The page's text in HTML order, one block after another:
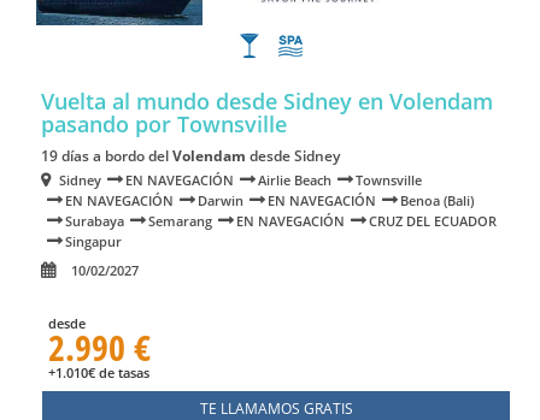
Vuelta al mundo desde Sidney en Volendam
pasando por Townsville
19 días a bordo delVolendam desde Sidney
Sidney EN NAVEGACIÓN Airlie Beach
Townsville
EN NAVEGACIÓN
Darwin EN NAVEGACIÓN
Benoa (Bali)
Surabaya
Semarang EN NAVEGACIÓN
CRUZ DEL ECUADOR
Singapur
10/02/2027
desde
2.990 €
+1.010€ de tasas
TE LLAMAMOS GRATIS